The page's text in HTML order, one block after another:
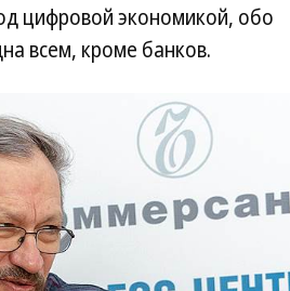
цифровой экономикой, обо
всем, кроме банков.